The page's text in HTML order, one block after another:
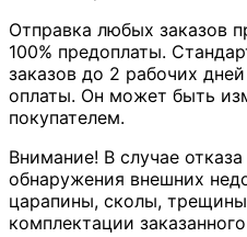
Отправка любых заказов
100% предоплаты.
заказов до 2 рабочих
оплаты. Он может быть
покупателем.
Внимание! В случае
обнаружения внешних
царапины, сколы,
комплектации